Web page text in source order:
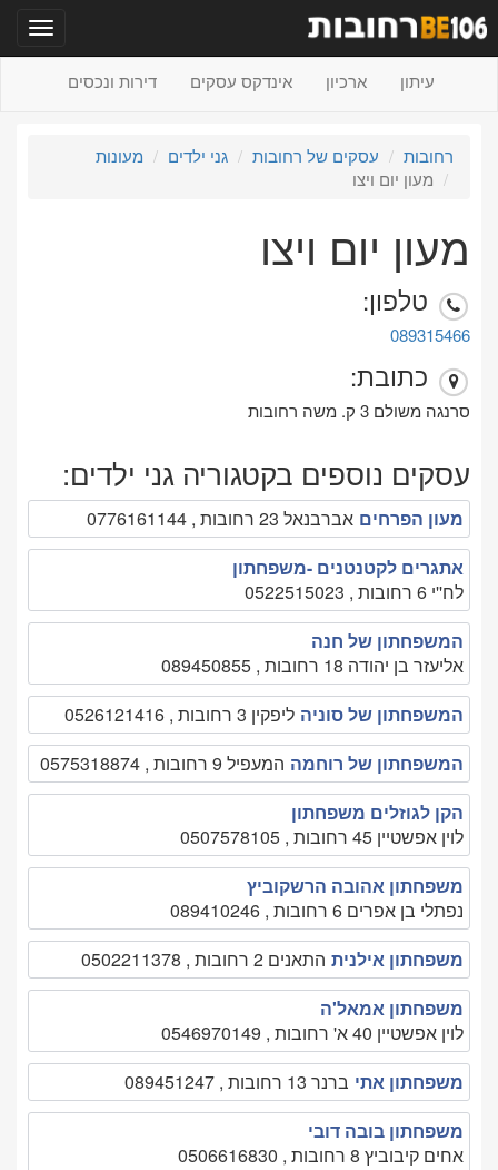
עיתון ארכיון אינדקס עסקים דירות ונכסים
רחובות עסקים של רחובות גני ילדים
מעונות
מעון יום ויצו
מעון יום ויצו
טלפון:
089315466
כתובת:
סרנגה משולם 3 ק. משה רחובות
עסקים נוספים בקטגוריה גני ילדים:
מעון הפרחים אברבנאל 23 רחובות , 0776161144
אתגרים לקטנטנים -משפחתון
לח''י 6 רחובות , 0522515023
המשפחתון של חנה
אליעזר בן יהודה 18 רחובות , 089450855
המשפחתון של סוניה ליפקין 3 רחובות , 0526121416
המשפחתון של רוחמה המעפיל 9 רחובות , 0575318874
הקן לגוזלים משפחתון
לוין אפשטיין 45 רחובות , 0507578105
משפחתון אהובה הרשקוביץ
נפתלי בן אפרים 6 רחובות , 089410246
משפחתון אילנית התאנים 2 רחובות , 0502211378
משפחתון אמאל'ה
לוין אפשטיין 40 א' רחובות , 0546970149
משפחתון אתי ברנר 13 רחובות , 089451247
משפחתון בובה דובי
אחים קיבוביץ 8 רחובות , 0506616830